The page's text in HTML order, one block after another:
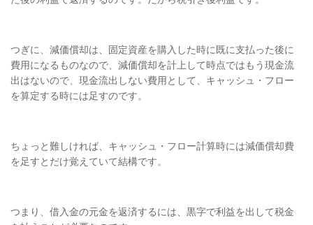
つぎに、減価償却は、固定資産を購入した時に既に支払った後に
費用になる ものなので、減価償却を計上して時点ではもう現金流
出はないので、現金流出 しない費用として、キャッシュ・フロー
を算定する時には足すのです。
ちょっと難しければ、キャッシュ・フロー計算時には減価償却費
を足すとだけ覚えていて結構です。
つまり、借入金の元金を返済するには、黒字で利益を出して税金